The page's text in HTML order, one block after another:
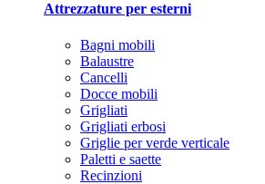
Attrezzature per esterni
Bagni mobili
Balaustre
Cancelli
Docce mobili
Grigliati
Grigliati erbosi
Griglie per verde verticale
Paletti e saette
Recinzioni